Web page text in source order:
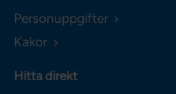
Personuppgifter
Kakor
Hitta direkt